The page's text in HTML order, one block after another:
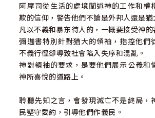
阿摩司從生活的處境闡述神的工作和權
欺的信仰，警告他們不論是外邦人還是猶
凡以不義和暴东待人的，一概要接受神的
彌迦書特別針對猶大的領袖，指控他們
不義行徑卻導致社會陷入失序和混亂。
神對領袖的要求，是要他們展示公義和
神所喜悅的道路上。
聆聽先知之言，會發現滅亡不是終局，
民堅守愛約，引導他們作義民。